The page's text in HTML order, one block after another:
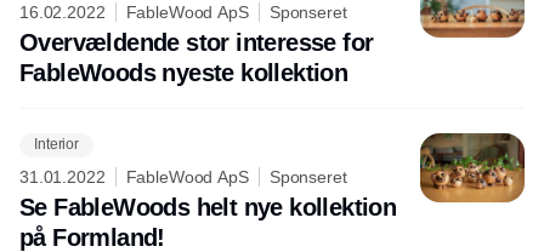
16.02.2022 FableWood ApS Sponseret
Overvældende stor interesse for
FableWoods nyeste kollektion
Interior
31.01.2022 FableWood ApS Sponseret
Se FableWoods helt nye kollektion
på Formland!